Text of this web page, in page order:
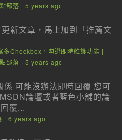
部落 · 5 years ago
新文章，馬上加到「推薦文
Checkbox，勾選即時維護功能 |
部落 · 5 years ago
係 可能沒辦法即時回覆 您可
論壇或者藍色小舖的論
覆...
· 6 years ago